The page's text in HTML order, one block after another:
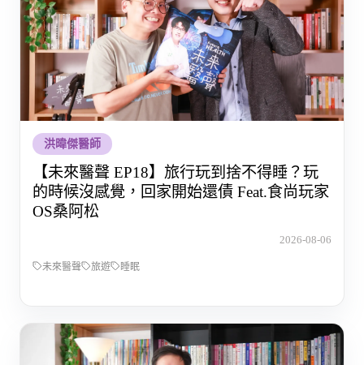
洪暐傑醫師
【未來醫聲 EP18】旅行玩到捨不得睡？玩
的時候沒感覺，回家開始還債 Feat.食尚玩家
OS桑阿松
2026-08-06
未來醫聲 旅遊 睡眠